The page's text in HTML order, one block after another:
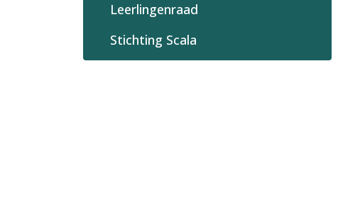
Leerlingenraad
Stichting Scala